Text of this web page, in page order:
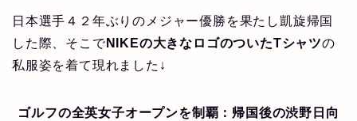
日本選手４２年ぶりのメジャー優勝を果たし凱旋帰国
した際、そこでNIKEの大きなロゴのついたTシャツの
私服姿を着て現れました↓
ゴルフの全英女子オープンを制覇：帰国後の渋野日向